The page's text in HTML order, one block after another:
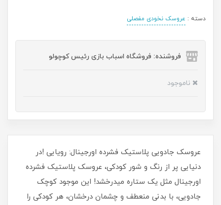
دسته : عروسک نخودی مفصلی
فروشنده: فروشگاه اسباب بازی رئیس کوچولو
ناموجود
عروسک جادویی پلاستیک فشرده اورجینال: رویایی !در
دنیایی پر از رنگ و شور کودکی، عروسک پلاستیک فشرده
اورجینال مثل یک ستاره میدرخشد! این موجود کوچک
جادویی، با بدنی منعطف و چشمان درخشان، هر کودکی را